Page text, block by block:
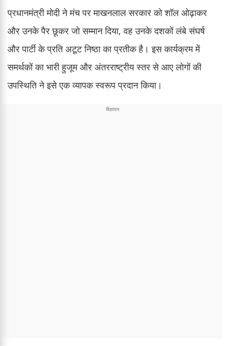
प्रधानमंत्री मोदी ने मंच पर माखनलाल सरकार को शॉल ओढ़ाकर
और उनके पैर छूकर जो सम्मान दिया, वह उनके दशकों लंबे संघर्ष
और पार्टी के प्रति अटूट निष्ठा का प्रतीक है। इस कार्यक्रम में
समर्थकों का भारी हुजूम और अंतरराष्ट्रीय स्तर से आए लोगों की
उपस्थिति ने इसे एक व्यापक स्वरूप प्रदान किया।